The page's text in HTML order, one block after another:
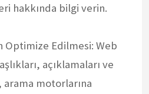
hakkında bilgi verin.
Optimize Edilmesi: Web
açıklamaları ve
motorlarına